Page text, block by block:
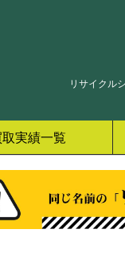
リサイクル
実績一覧